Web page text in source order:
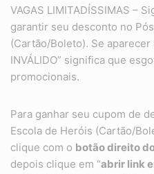
VAGAS LIMITADÍSSIMAS –
garantir seu desconto no
(Cartão/Boleto). Se aparecer
INVÁLIDO” significa que
promocionais.
Para ganhar seu cupom de
Escola de Heróis (Cartão/
clique com o botão direito
depois clique em “abrir link